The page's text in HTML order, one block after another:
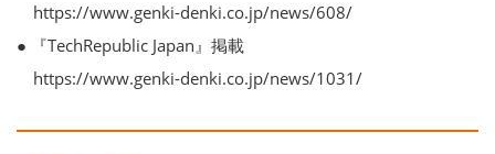
https://www.genki-denki.co.jp/news/608/
● 『TechRepublic Japan』掲載
https://www.genki-denki.co.jp/news/1031/